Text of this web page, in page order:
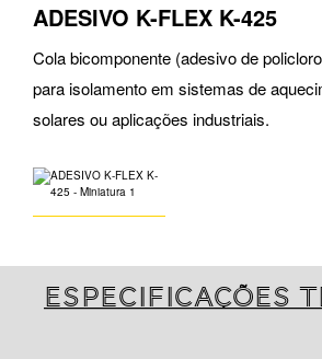
ADESIVO K-FLEX K-425
Cola bicomponente (adesivo de
para isolamento em sistemas de
solares ou aplicações industriais.
Especificações